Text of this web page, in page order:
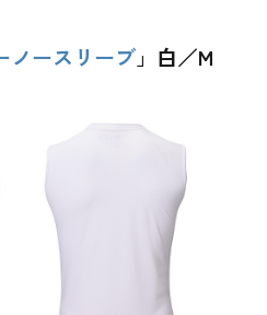
ノースリーブ」白／M